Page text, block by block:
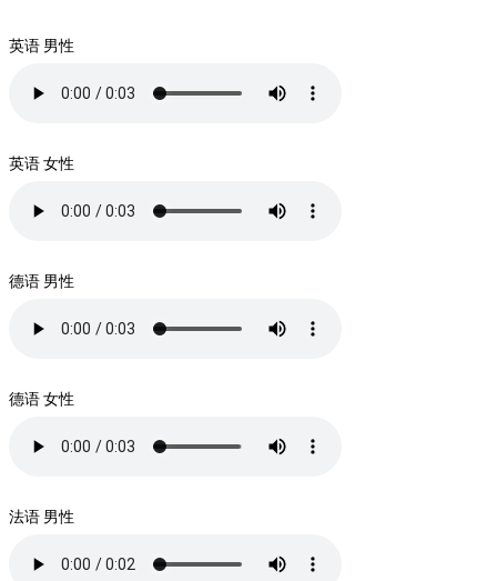
英语 男性
英语 女性
德语 男性
德语 女性
法语 男性